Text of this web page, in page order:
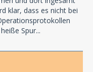
klar, dass es nicht bei
Spur...